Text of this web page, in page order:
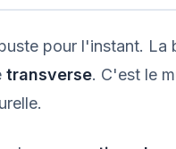
pour l'instant.
transverse. C'est le